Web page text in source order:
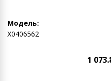
Модель:
Х0406562
1